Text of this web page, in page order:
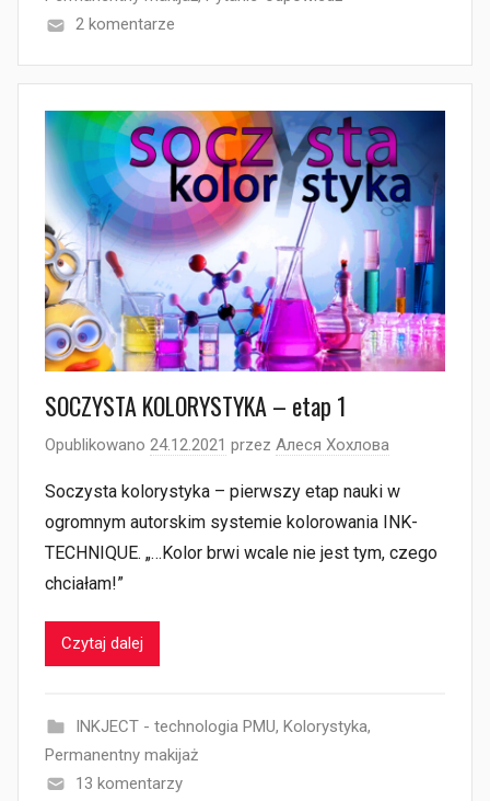
2 komentarze
SOCZYSTA KOLORYSTYKA – etap 1
Opublikowano 24.12.2021 przez Алеся Хохлова
Soczysta kolorystyka – pierwszy etap nauki w
ogromnym autorskim systemie kolorowania INK-
TECHNIQUE. „…Kolor brwi wcale nie jest tym, czego
chciałam!”
Czytaj dalej
INKJECT - technologia PMU, Kolorystyka,
Permanentny makijaż
13 komentarzy